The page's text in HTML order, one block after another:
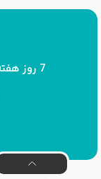
7 روز هفته ، 24 ساعته پاسخگوی شما هستیم